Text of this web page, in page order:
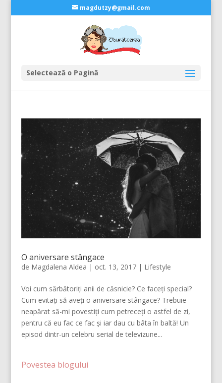
magdutzy@gmail.com
Selectează o Pagină
O aniversare stângace
de Magdalena Aldea | oct. 13, 2017| Lifestyle
Voi cum sărbătoriți anii de căsnicie? Ce faceți special?
Cum evitați să aveți o aniversare stângace? Trebuie
neapărat să-mi povestiți cum petreceți o astfel de zi,
pentru că eu fac ce fac și iar dau cu bâta în baltă! Un
episod dintr-un celebru serial de televizune...
Povestea blogului